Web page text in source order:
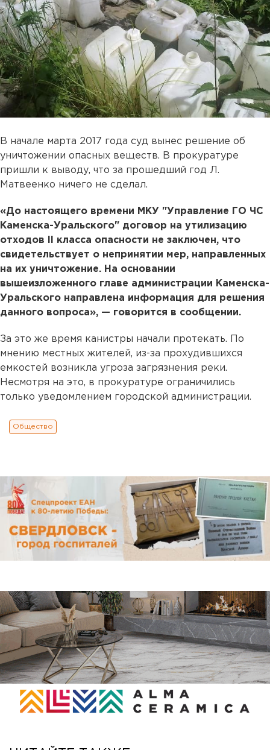
В начале марта 2017 года суд вынес решение об
уничтожении опасных веществ. В прокуратуре
пришли к выводу, что за прошедший год Л.
Матвеенко ничего не сделал.
«До настоящего времени МКУ "Управление ГО ЧС
Каменска-Уральского" договор на утилизацию
отходов II класса опасности не заключен, что
свидетельствует о непринятии мер, направленных
на их уничтожение. На основании
вышеизложенного главе администрации Каменска-
Уральского направлена информация для решения
данного вопроса», — говорится в сообщении.
За это же время канистры начали протекать. По
мнению местных жителей, из-за прохудившихся
емкостей возникла угроза загрязнения реки.
Несмотря на это, в прокуратуре ограничились
только уведомлением городской администрации.
Общество